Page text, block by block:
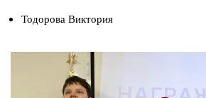
Тодорова Виктория
Изображение